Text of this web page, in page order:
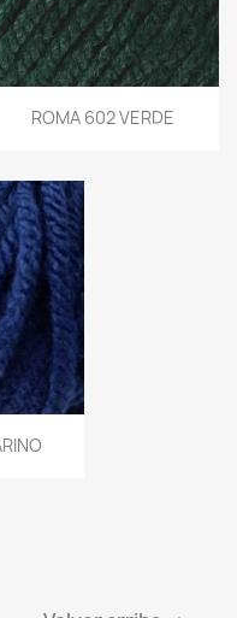
ROMA 602 VERDE